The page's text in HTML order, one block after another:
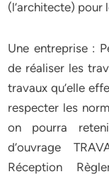
(l’architecte) pour
Une entreprise :
de réaliser les
travaux qu’elle
respecter les
on pourra
d’ouvrage
Réception